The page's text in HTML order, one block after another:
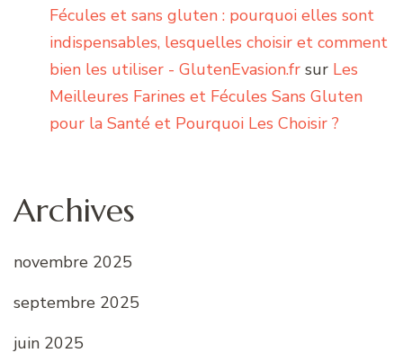
Fécules et sans gluten : pourquoi elles sont
indispensables, lesquelles choisir et comment
bien les utiliser - GlutenEvasion.fr sur Les
Meilleures Farines et Fécules Sans Gluten
pour la Santé et Pourquoi Les Choisir ?
Archives
novembre 2025
septembre 2025
juin 2025